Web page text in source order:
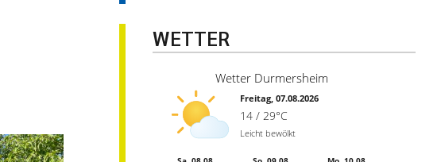
WETTER
Wetter Durmersheim
Freitag, 07.08.2026
14 / 29°C
Leicht bewölkt